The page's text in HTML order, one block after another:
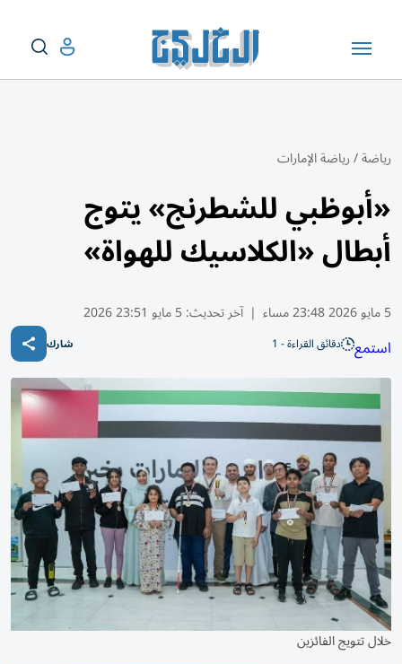
رياضة/رياضة الإمارات
«أبوظبي للشطرنج» يتوج
أبطال «الكلاسيك للهواة»
5 مايو 2026 23:48 مساء | آخر تحديث:5 مايو 23:51 2026
استمع دقائق القراءة - 1 شارك
خلال تتويج الفائزين